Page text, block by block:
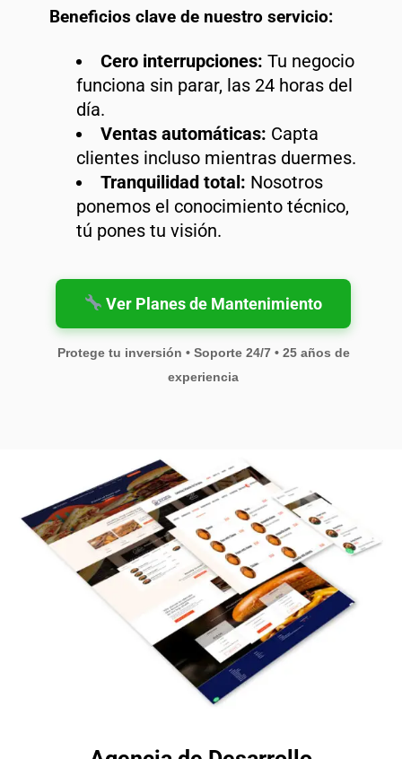
Beneficios clave de nuestro servicio:
Cero interrupciones: Tu negocio
funciona sin parar, las 24 horas del
día.
Ventas automáticas: Capta
clientes incluso mientras duermes.
Tranquilidad total: Nosotros
ponemos el conocimiento técnico,
tú pones tu visión.
Ver Planes de Mantenimiento
Protege tu inversión • Soporte 24/7 • 25 años de
experiencia